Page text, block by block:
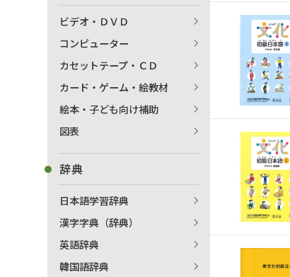
ビデオ・ＤＶＤ
コンピューター
カセットテープ・ＣＤ
カード・ゲーム・絵教材
絵本・子ども向け補助
図表
辞典
日本語学習辞典
漢字字典（辞典）
英語辞典
韓国語辞典